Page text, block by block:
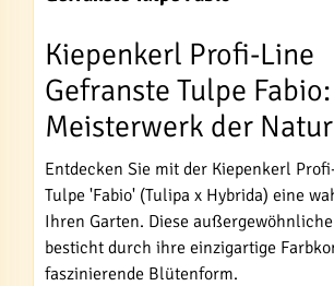
Kiepenkerl Profi-Line
Gefranste Tulpe
Meisterwerk der Natur
Entdecken Sie mit der Kiepenkerl
Tulpe 'Fabio' (Tulipa x Hybrida) eine
Ihren Garten. Diese
besticht durch ihre einzigartige
faszinierende Blütenform.